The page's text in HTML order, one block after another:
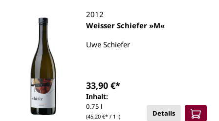
2012
Weisser Schiefer »M«
Uwe Schiefer
Inhalt:
0.75 l
(45,20 €* / 1 l)
33,90 €*
Details